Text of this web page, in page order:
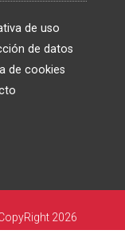
de uso
de datos
de cookies
2026